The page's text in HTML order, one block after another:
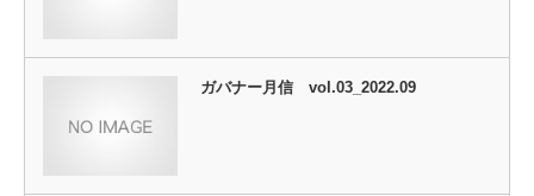
ガバナー月信 vol.03_2022.09